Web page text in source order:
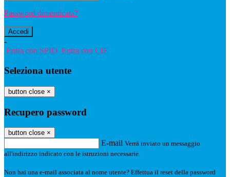
Password dimenticata?
-
Entra con SPID Entra con CIE
Seleziona utente
button close ×
Recupero password
button close ×
E-mail Verrà inviato un messaggio
all'indirizzo indicato con le istruzioni necessarie.
Non hai una e-mail associata al nome utente? Effettua il reset della password